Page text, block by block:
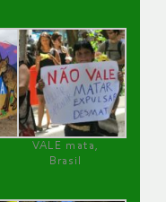
VALE mata,
Brasil